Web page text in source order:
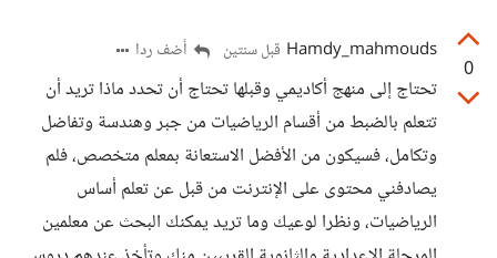
0
Hamdy_mahmouds قبل سنتين أضف ردا
تحتاج إلى منهج أكاديمي وقبلها تحتاج أن تحدد ماذا تريد أن
تتعلم بالضبط من أقسام الرياضيات من جبر وهندسة وتفاضل
وتكامل، فسيكون من الأفضل الاستعانة بمعلم متخصص، فلم
يصادفني محتوى على الإنترنت من قبل عن تعلم أساس
الرياضيات، ونظرا لوعيك وما تريد يمكنك البحث عن معلمين